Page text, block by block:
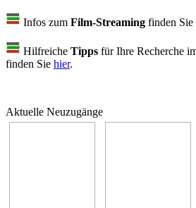
Infos zum Film-Streaming finden Sie
Hilfreiche Tipps für Ihre Recherche
finden Sie hier.
Aktuelle Neuzugänge